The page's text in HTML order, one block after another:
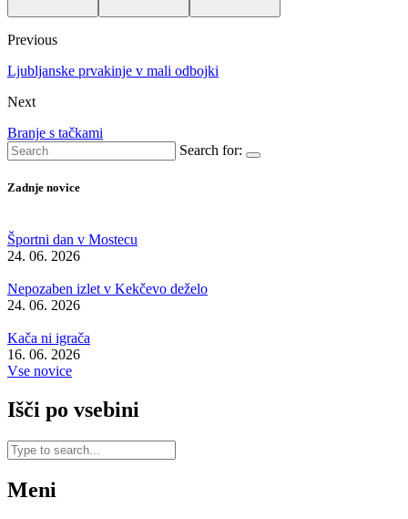
Previous
Ljubljanske prvakinje v mali odbojki
Next
Branje s tačkami
Search for:
Zadnje novice
Športni dan v Mostecu
24. 06. 2026
Nepozaben izlet v Kekčevo deželo
24. 06. 2026
Kača ni igrača
16. 06. 2026
Vse novice
Išči po vsebini
Meni